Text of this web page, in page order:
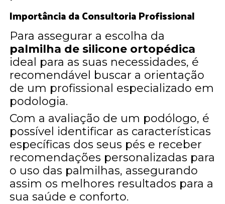
Importância da Consultoria Profissional
Para assegurar a escolha da
palmilha de silicone ortopédica
ideal para as suas necessidades, é
recomendável buscar a orientação
de um profissional especializado em
podologia.
Com a avaliação de um podólogo, é
possível identificar as características
específicas dos seus pés e receber
recomendações personalizadas para
o uso das palmilhas, assegurando
assim os melhores resultados para a
sua saúde e conforto.